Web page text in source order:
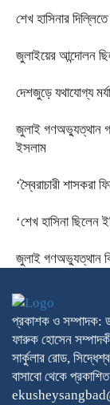
শেখ হাসিনার
জুলাইয়ের আন্দোলন
দেশজুড়ে যথাযোগ্য
জুলাই গণঅভ্যুত্থান
ইসলাম
‘স্বৈরাচারী
‘শেখ হাসিনা ছিলেন
জুলাই গণঅভ্যুত্থান
প্রকাশক ও সম্পাদক:
ফারুক হোসেন
সার্কুলার রোড,
বাসাবো থেকে